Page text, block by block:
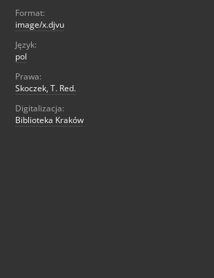
Format:
image/x.djvu
Język:
pol
Prawa:
Skoczek, T. Red.
Digitalizacja:
Biblioteka Kraków